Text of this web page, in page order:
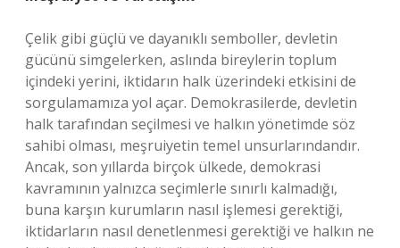
Çelik gibi güçlü ve dayanıklı semboller, devletin
gücünü simgelerken, aslında bireylerin toplum
içindeki yerini, iktidarın halk üzerindeki etkisini de
sorgulamamıza yol açar. Demokrasilerde, devletin
halk tarafından seçilmesi ve halkın yönetimde söz
sahibi olması, meşruiyetin temel unsurlarındandır.
Ancak, son yıllarda birçok ülkede, demokrasi
kavramının yalnızca seçimlerle sınırlı kalmadığı,
buna karşın kurumların nasıl işlemesi gerektiği,
iktidarların nasıl denetlenmesi gerektiği ve halkın ne